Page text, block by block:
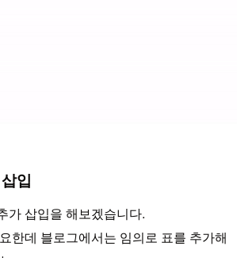
입
가 삽입을 해보겠습니다.
한데 블로그에서는 임의로 표를 추가해